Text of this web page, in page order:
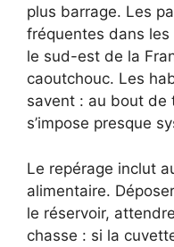
plus barrage. Les
fréquentes dans
le sud-est de la
caoutchouc. Les
savent : au bout de
s’impose presque
Le repérage inclut
alimentaire.
le réservoir,
chasse : si la